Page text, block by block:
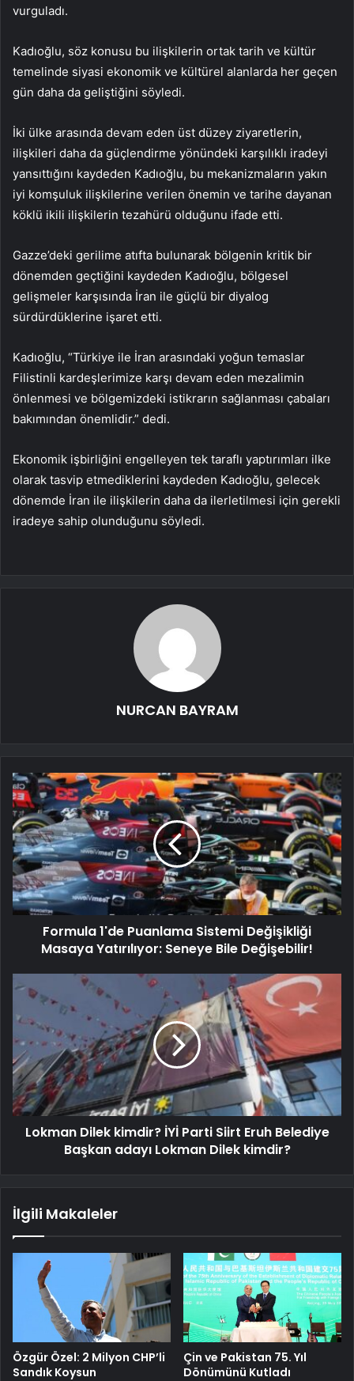
vurguladı.
Kadıoğlu, söz konusu bu ilişkilerin ortak tarih ve kültür
temelinde siyasi ekonomik ve kültürel alanlarda her geçen
gün daha da geliştiğini söyledi.
İki ülke arasında devam eden üst düzey ziyaretlerin,
ilişkileri daha da güçlendirme yönündeki karşılıklı iradeyi
yansıttığını kaydeden Kadıoğlu, bu mekanizmaların yakın
iyi komşuluk ilişkilerine verilen önemin ve tarihe dayanan
köklü ikili ilişkilerin tezahürü olduğunu ifade etti.
Gazze’deki gerilime atıfta bulunarak bölgenin kritik bir
dönemden geçtiğini kaydeden Kadıoğlu, bölgesel
gelişmeler karşısında İran ile güçlü bir diyalog
sürdürdüklerine işaret etti.
Kadıoğlu, “Türkiye ile İran arasındaki yoğun temaslar
Filistinli kardeşlerimize karşı devam eden mezalimin
önlenmesi ve bölgemizdeki istikrarın sağlanması çabaları
bakımından önemlidir.” dedi.
Ekonomik işbirliğini engelleyen tek taraflı yaptırımları ilke
olarak tasvip etmediklerini kaydeden Kadıoğlu, gelecek
dönemde İran ile ilişkilerin daha da ilerletilmesi için gerekli
iradeye sahip olunduğunu söyledi.
NURCAN BAYRAM
Formula 1'de Puanlama Sistemi Değişikliği
Masaya Yatırılıyor: Seneye Bile Değişebilir!
Lokman Dilek kimdir? İYİ Parti Siirt Eruh Belediye
Başkan adayı Lokman Dilek kimdir?
İlgili Makaleler
Özgür Özel: 2 Milyon CHP’li
Sandık Koysun
Çin ve Pakistan 75. Yıl
Dönümünü Kutladı